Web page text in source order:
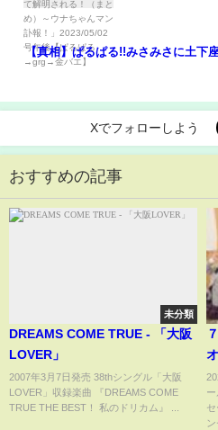
【真相】ぱるぱる!!みさみさに土下
Xでフォローしよう
おすすめの記事
未分類
DREAMS COME TRUE - 「大阪
LOVER」
2007年3月7日発売 38thシングル「大阪
LOVER」収録楽曲 『DREAMS COME
TRUE THE BEST！ 私のドリカム』 ...